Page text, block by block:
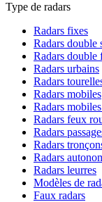
Type de radars
Radars fixes
Radars double
Radars double
Radars urbains
Radars
Radars mobiles
Radars
Radars feux
Radars
Radars
Radars
Radars leurres
Modèles de
Faux radars